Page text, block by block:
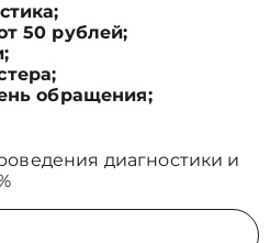
50 рублей;
обращения;
диагностики и